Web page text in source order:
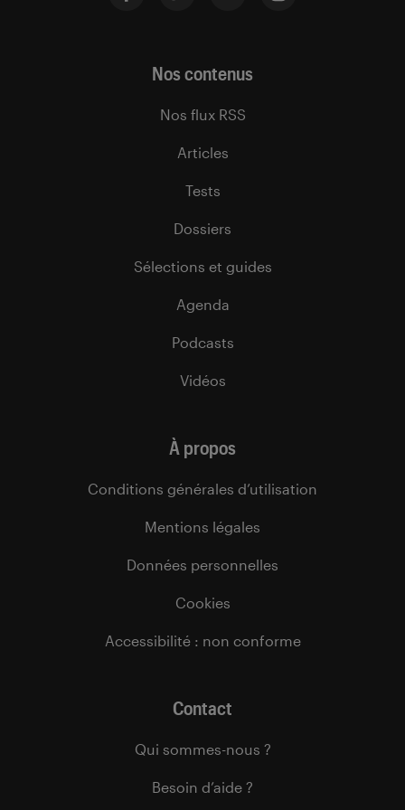
Nos contenus
Nos flux RSS
Articles
Tests
Dossiers
Sélections et guides
Agenda
Podcasts
Vidéos
À propos
Conditions générales d’utilisation
Mentions légales
Données personnelles
Cookies
Accessibilité : non conforme
Contact
Qui sommes-nous ?
Besoin d’aide ?